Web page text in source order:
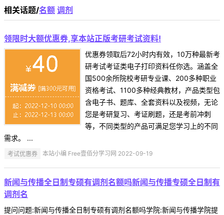
相关话题/名额 调剂
领限时大额优惠券,享本站正版考研考试资料!
优惠券领取后72小时内有效，10万种最新考
研考试考证类电子打印资料任你选。涵盖全
国500余所院校考研专业课、200多种职业
资格考试、1100多种经典教材，产品类型包
含电子书、题库、全套资料以及视频，无论
您是考研复习、考证刷题，还是考前冲刺
等，不同类型的产品可满足您学习上的不同
需求。 ...
考试优惠券 本站小编 Free壹佰分学习网 2022-09-19
新闻与传播全日制专硕有调剂名额吗新闻与传播专硕全日制有
调剂名
提问问题:新闻与传播全日制专硕有调剂名额吗学院:新闻与传播学院提